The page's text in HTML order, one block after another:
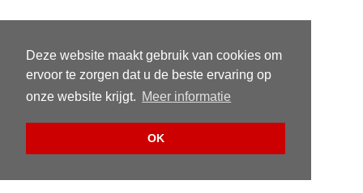
Deze website maakt gebruik van cookies om
ervoor te zorgen dat u de beste ervaring op
onze website krijgt. Meer informatie
OK